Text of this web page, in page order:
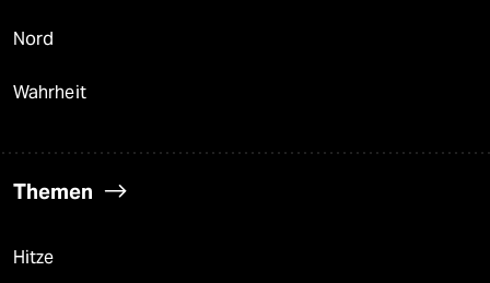
Nord
Wahrheit
Themen
Hitze